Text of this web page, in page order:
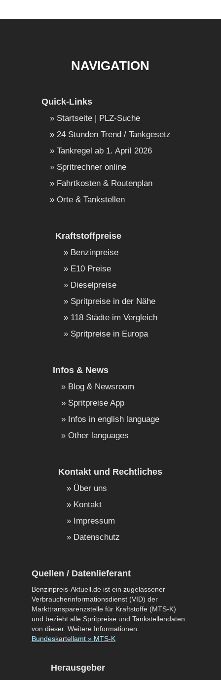
NAVIGATION
Quick-Links
Startseite | PLZ-Suche
24 Stunden Trend / Tankgesetz
Tankregel ab 1. April 2026
Spritrechner online
Fahrtkosten & Routenplan
Orte & Tankstellen
Kraftstoffpreise
Benzinpreise
E10 Preise
Dieselpreise
Spritpreise in der Nähe
118 Städte im Vergleich
Spritpreise in Europa
Infos & News
Blog & Newsroom
Spritpreise App
Infos in english language
Other languages
Kontakt und Rechtliches
Über uns
Kontakt
Impressum
Datenschutz
Quellen / Datenlieferant
Benzinpreis-Aktuell.de ist ein zugelassener
Verbraucherinformationsdienst (VID) der
Markttransparenzstelle für Kraftstoffe (MTS-K)
und bezieht alle Spritpreise und Tankstellendaten
von dieser. Weitere Informationen:
Bundeskartellamt » MTS-K
Herausgeber